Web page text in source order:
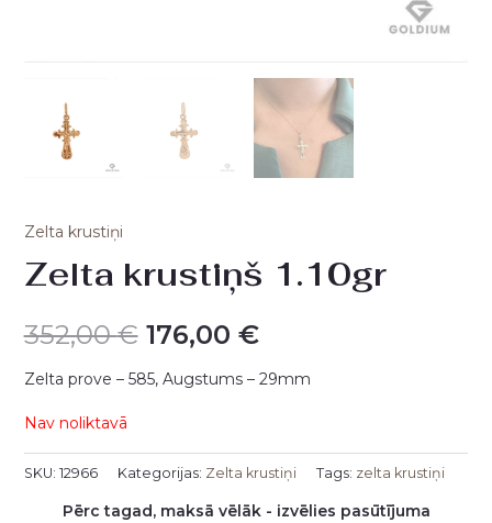
Zelta krustiņi
Zelta krustiņš 1.10gr
352,00€ 176,00 €
Zelta prove – 585, Augstums – 29mm
Nav noliktavā
SKU: 12966 Kategorijas: Zelta krustiņi Tags: zelta krustiņi
Pērc tagad, maksā vēlāk - izvēlies pasūtījuma